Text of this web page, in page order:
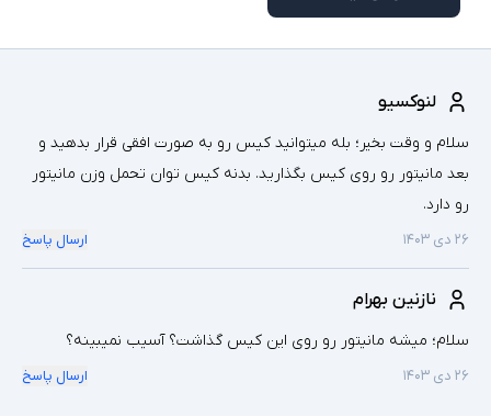
لنوکسیو
سلام و وقت بخیر؛ بله میتوانید کیس رو به صورت افقی قرار بدهید و
بعد مانیتور رو روی کیس بگذارید. بدنه کیس توان تحمل وزن مانیتور
رو دارد.
۲۶ دی ۱۴۰۳ ارسال پاسخ
نازنین بهرام
سلام؛ میشه مانیتور رو روی این کیس گذاشت؟ آسیب نمیبینه؟
۲۶ دی ۱۴۰۳ ارسال پاسخ